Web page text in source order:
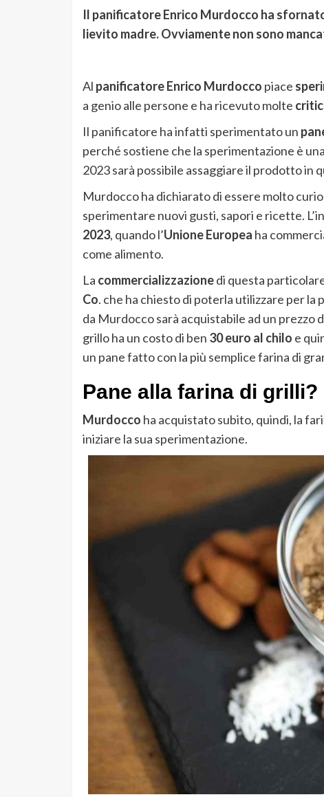
Il panificatore Enrico Murdocco ha
lievito madre. Ovviamente non sono
Al panificatore Enrico Murdocco piace
a genio alle persone e ha ricevuto molte
Il panificatore ha infatti sperimentato un
perché sostiene che la sperimentazione è
2023 sarà possibile assaggiare il prodotto in
Murdocco ha dichiarato di essere molto
sperimentare nuovi gusti, sapori e ricette.
2023, quando l’Unione Europea ha
come alimento.
La commercializzazionedi questa
Co. che ha chiesto di poterla utilizzare per
da Murdocco sarà acquistabile ad un prezzo
grillo ha un costo di ben 30 euro al chilo e
un pane fatto con la più semplice farina di
Pane alla farina di grilli?
Murdocco ha acquistato subito, quindi, la
iniziare la sua sperimentazione.